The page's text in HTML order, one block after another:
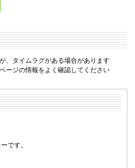
、タイムラグがある場合があります
ージの情報をよく確認してください
です。